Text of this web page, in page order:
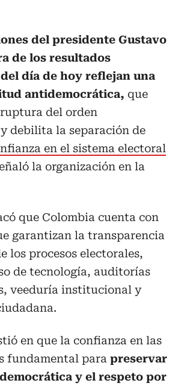
del presidente Gustavo
de los resultados
día de hoy reflejan una
antidemocrática, que
del orden
debilita la separación de
en el sistema electoral
la organización en la
que Colombia cuenta con
garantizan la transparencia
los procesos electorales,
de tecnología, auditorías
veeduría institucional y
en que la confianza en las
fundamental para preservar
y el respeto por